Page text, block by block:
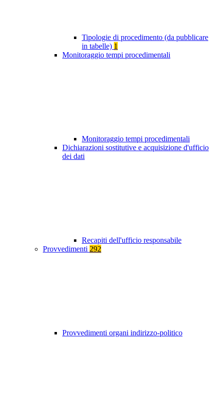
Tipologie di procedimento (da pubblicare
in tabelle) 1
Monitoraggio tempi procedimentali
Monitoraggio tempi procedimentali
Dichiarazioni sostitutive e acquisizione d'ufficio
dei dati
Recapiti dell'ufficio responsabile
Provvedimenti 292
Provvedimenti organi indirizzo-politico